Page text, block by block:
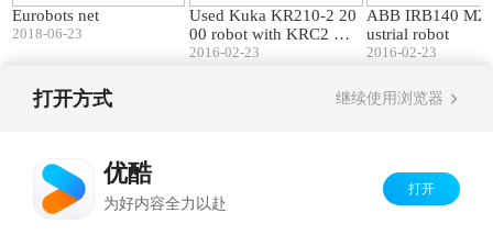
Eurobots net
2018-06-23
Used Kuka KR210-2 20
00 robot with KRC2 %2
B KL1500-2 linear track
2016-02-23
ABB IRB140
ustrial robot
2016-02-23
打开方式 继续使用浏览器
优酷
为好内容全力以赴
打开